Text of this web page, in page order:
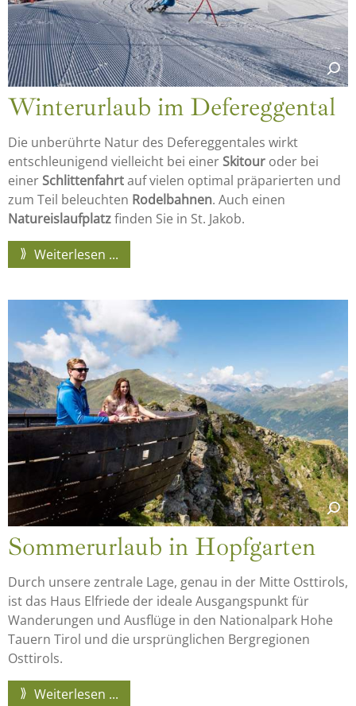
Winterurlaub im Defereggental
Die unberührte Natur des Defereggentales wirkt
entschleunigend vielleicht bei einerSkitour oder bei
einerSchlittenfahrtauf vielen optimal präparierten und
zum Teil beleuchten Rodelbahnen. Auch einen
Natureislaufplatzfinden Sie in St. Jakob.
Weiterlesen ...
Sommerurlaub in Hopfgarten
Durch unsere zentrale Lage, genau in der Mitte Osttirols,
ist das Haus Elfriede der ideale Ausgangspunkt für
Wanderungen und Ausflüge in den Nationalpark Hohe
Tauern Tirol und die ursprünglichen Bergregionen
Osttirols.
Weiterlesen ...